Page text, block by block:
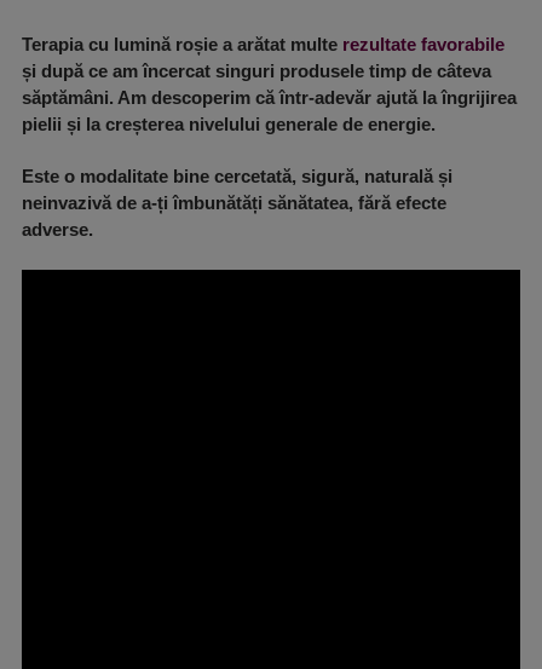
Terapia cu lumină roșie a arătat multe rezultate favorabile
și după ce am încercat singuri produsele timp de câteva
săptămâni. Am descoperim că într-adevăr ajută la îngrijirea
pielii și la creșterea nivelului generale de energie.
Este o modalitate bine cercetată, sigură, naturală și
neinvazivă de a-ți îmbunătăți sănătatea, fără efecte
adverse.